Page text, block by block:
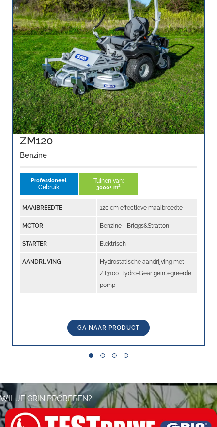
ZM120
Benzine
Professioneel
Gebruik
Tuinen van:
3000+ m²
MAAIBREEDTE 120 cm effectieve maaibreedte
MOTOR Benzine - Briggs&Stratton
STARTER Elektrisch
AANDRIJVING
Hydrostatische aandrijving met
ZT3100 Hydro-Gear geïntegreerde
pomp
GA NAAR PRODUCT
WIL JE GRIN PROBEREN?